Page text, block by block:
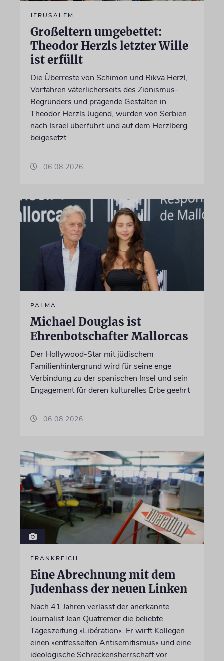
JERUSALEM
Großeltern umgebettet:
Theodor Herzls letzter Wille
ist erfüllt
Die Überreste von Schimon und Rikva Herzl,
Vorfahren väterlicherseits des Zionismus-
Begründers und prägende Gestalten in
Theodor Herzls Jugend, wurden von Serbien
nach Israel überführt und auf dem Herzlberg
beigesetzt
06.08.2026
PALMA
Michael Douglas ist
Ehrenbotschafter Mallorcas
Der Hollywood-Star mit jüdischem
Familienhintergrund wird für seine enge
Verbindung zu der spanischen Insel und sein
Engagement für deren kulturelles Erbe geehrt
06.08.2026
FRANKREICH
Eine Abrechnung mit dem
Judenhass der neuen Linken
Nach 41 Jahren verlässt der anerkannte
Journalist Jean Quatremer die beliebte
Tageszeitung »Libération«. Er wirft Kollegen
einen »entfesselten Antisemitismus« und eine
ideologische Schreckensherrschaft vor